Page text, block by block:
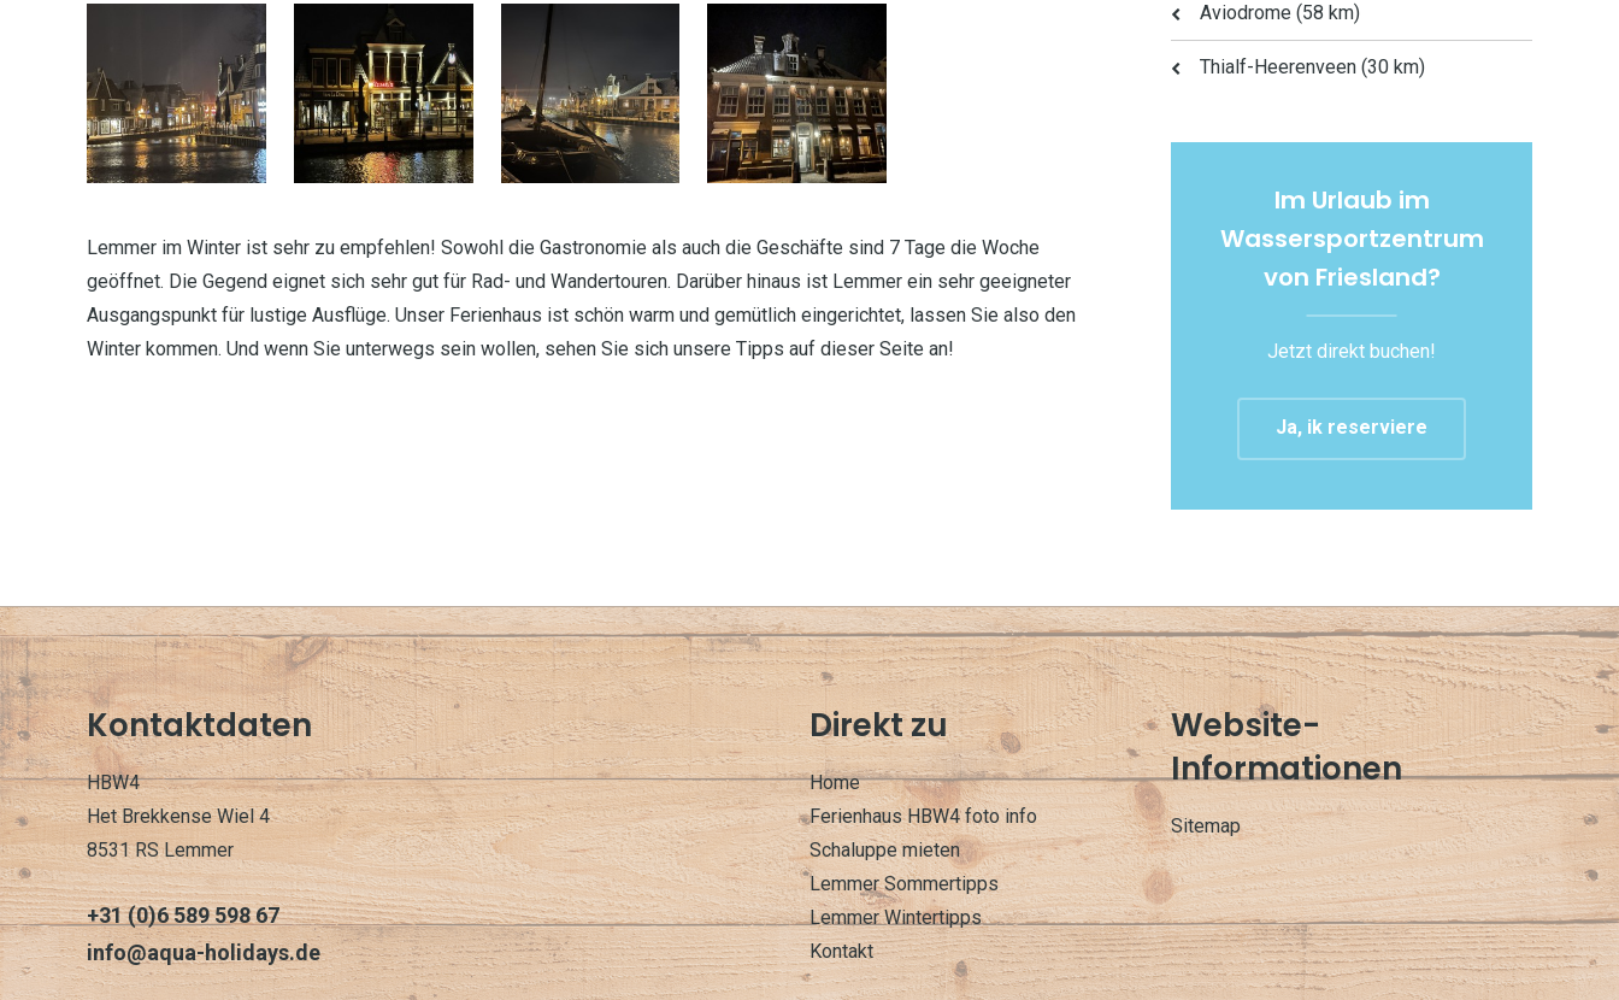
Lemmer im Winter ist sehr zu empfehlen! Sowohl die Gastronomie als auch die Geschäfte sind 7 Tage die Woche
geöffnet. Die Gegend eignet sich sehr gut für Rad- und Wandertouren. Darüber hinaus ist Lemmer ein sehr geeigneter
Ausgangspunkt für lustige Ausflüge. Unser Ferienhaus ist schön warm und gemütlich eingerichtet, lassen Sie also den
Winter kommen. Und wenn Sie unterwegs sein wollen, sehen Sie sich unsere Tipps auf dieser Seite an!
Aviodrome (58 km)
Thialf-Heerenveen (30 km)
Im Urlaub im
Wassersportzentrum
von Friesland?
Jetzt direkt buchen!
Ja, ik reserviere
Kontaktdaten
HBW4
Het Brekkense Wiel 4
8531 RS Lemmer
+31 (0)6 589 598 67
info@aqua-holidays.de
Direkt zu
Home
Ferienhaus HBW4 foto info
Schaluppe mieten
Lemmer Sommertipps
Lemmer Wintertipps
Kontakt
Website-
Informationen
Sitemap